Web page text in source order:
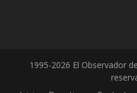
1995-2026 El Observador